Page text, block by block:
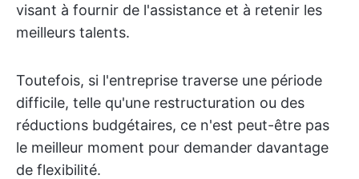
visant à fournir de l'assistance et à retenir les
meilleurs talents.
Toutefois, si l'entreprise traverse une période
difficile, telle qu'une restructuration ou des
réductions budgétaires, ce n'est peut-être pas
le meilleur moment pour demander davantage
de flexibilité.